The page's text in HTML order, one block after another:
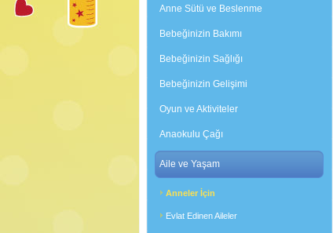
Anne Sütü ve Beslenme
Bebeğinizin Bakımı
Bebeğinizin Sağlığı
Bebeğinizin Gelişimi
Oyun ve Aktiviteler
Anaokulu Çağı
Aile ve Yaşam
Anneler İçin
Evlat Edinen Aileler